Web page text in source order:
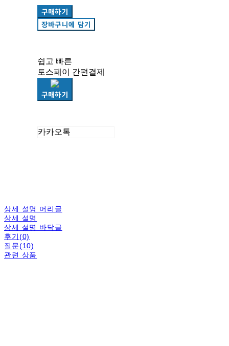
구매하기
장바구니에 담기
쉽고 빠른
토스페이 간편결제
구매하기
카카오톡
상세 설명 머리글
상세 설명
상세 설명 바닥글
후기(0)
질문(10)
관련 상품